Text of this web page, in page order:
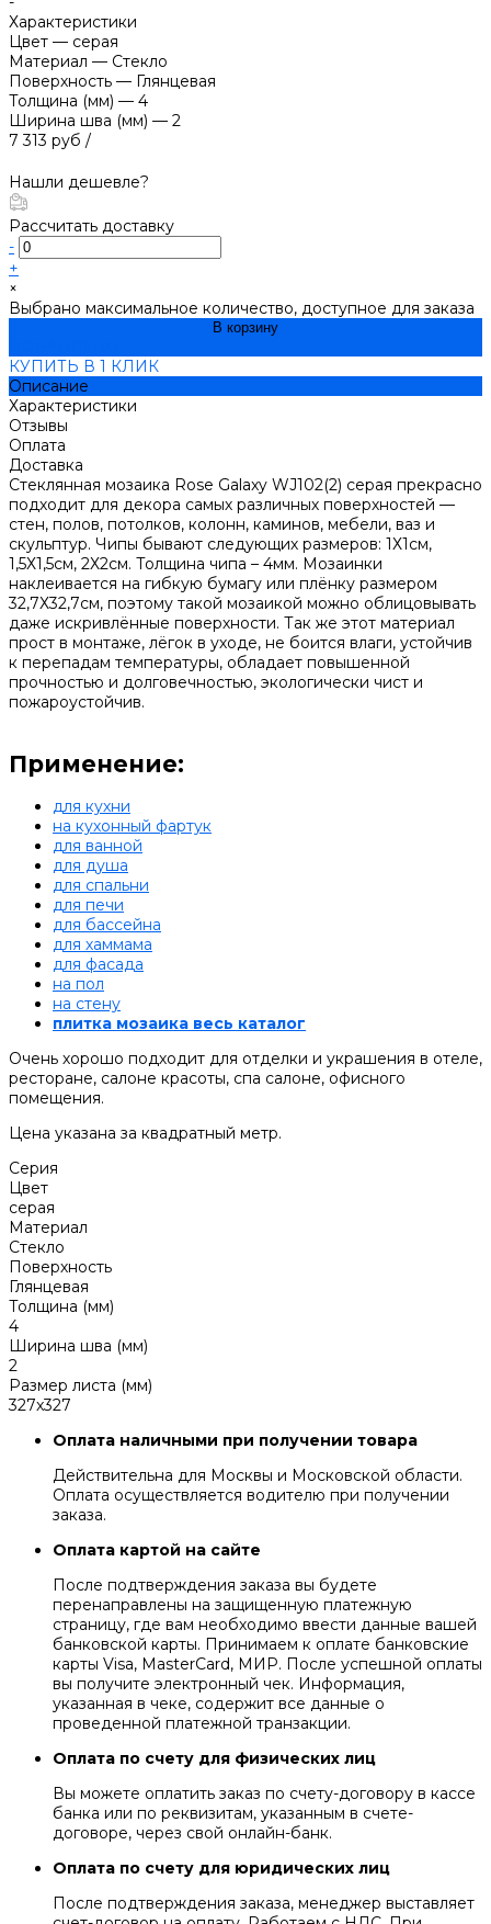
Характеристики
Цвет — серая
Материал — Стекло
Поверхность — Глянцевая
Толщина (мм) — 4
Ширина шва (мм) — 2
7 313 руб /
Нашли дешевле?
Рассчитать доставку
-
+
×
Выбрано максимальное количество, доступное для заказа
В корзину
КУПИТЬ В 1 КЛИК
Описание
Характеристики
Отзывы
Оплата
Доставка
Стеклянная мозаика Rose Galaxy WJ102(2) серая прекрасно
подходит для декора самых различных поверхностей —
стен, полов, потолков, колонн, каминов, мебели, ваз и
скульптур. Чипы бывают следующих размеров: 1Х1см,
1,5Х1,5см, 2Х2см. Толщина чипа – 4мм. Мозаинки
наклеивается на гибкую бумагу или плёнку размером
32,7Х32,7см, поэтому такой мозаикой можно облицовывать
даже искривлённые поверхности. Так же этот материал
прост в монтаже, лёгок в уходе, не боится влаги, устойчив
к перепадам температуры, обладает повышенной
прочностью и долговечностью, экологически чист и
пожароустойчив.
Применение:
для кухни
на кухонный фартук
для ванной
для душа
для спальни
для печи
для бассейна
для хаммама
для фасада
на пол
на стену
плитка мозаика весь каталог
Очень хорошо подходит для отделки и украшения в отеле,
ресторане, салоне красоты, спа салоне, офисного
помещения.
Цена указана за квадратный метр.
Серия
Цвет
серая
Материал
Стекло
Поверхность
Глянцевая
Толщина (мм)
4
Ширина шва (мм)
2
Размер листа (мм)
327x327
Оплата наличными при получении товара
Действительна для Москвы и Московской области.
Оплата осуществляется водителю при получении
заказа.
Оплата картой на сайте
После подтверждения заказа вы будете
перенаправлены на защищенную платежную
страницу, где вам необходимо ввести данные вашей
банковской карты. Принимаем к оплате банковские
карты Visa, MasterCard, МИР. После успешной оплаты
вы получите электронный чек. Информация,
указанная в чеке, содержит все данные о
проведенной платежной транзакции.
Оплата по счету для физических лиц
Вы можете оплатить заказ по счету-договору в кассе
банка или по реквизитам, указанным в счете-
договоре, через свой онлайн-банк.
Оплата по счету для юридических лиц
После подтверждения заказа, менеджер выставляет